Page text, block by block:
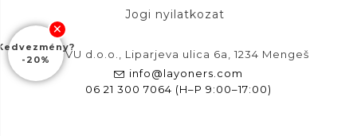
Jogi nyilatkozat
DFVU d.o.o., Liparjeva ulica 6a, 1234 Mengeš
info@layoners.com
06 21 300 7064 (H–P 9:00–17:00)
-20%